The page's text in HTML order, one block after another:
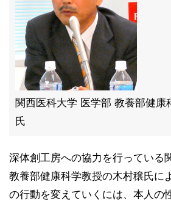
関西医科大学 医学部 教養部健康
氏
深体創工房への協力を行っている
教養部健康科学教授の木村穣氏に
の行動を変えていくには、本人の